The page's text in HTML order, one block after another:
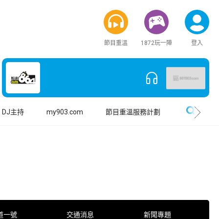
節目重溫 1872玩一陣 登入
DJ主持 my903.com 節目重溫服務計劃
一號 交通消息 新聞專題